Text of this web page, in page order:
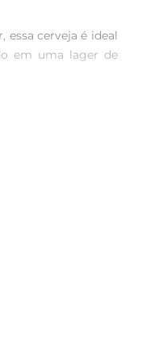
essa cerveja é ideal
em uma lager de
características e
grelhadas, para